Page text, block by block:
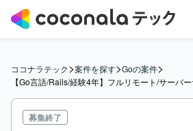
ココナラテック>案件を探す>Goの案件>
【Go言語/Rails/経験4年】フルリモート/サーバ
募集終了